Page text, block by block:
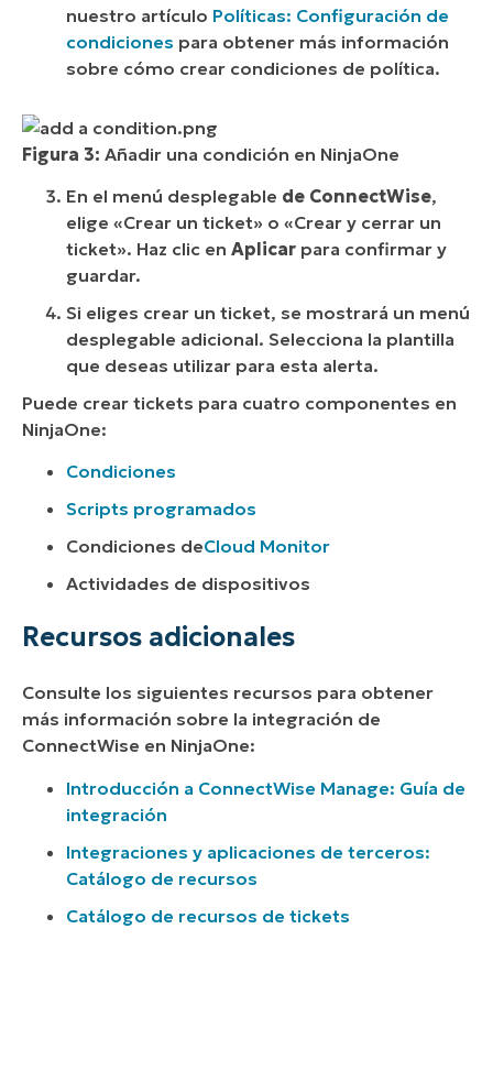
nuestro artículo Políticas: Configuración de
condiciones para obtener más información
sobre cómo crear condiciones de política.
Figura 3: Añadir una condición en NinjaOne
En el menú desplegable de ConnectWise,
elige «Crear un ticket» o «Crear y cerrar un
ticket». Haz clic en Aplicar para confirmar y
guardar.
Si eliges crear un ticket, se mostrará un menú
desplegable adicional. Selecciona la plantilla
que deseas utilizar para esta alerta.
Puede crear tickets para cuatro componentes en
NinjaOne:
Condiciones
Scripts programados
Condiciones deCloud Monitor
Actividades de dispositivos
Recursos adicionales
Consulte los siguientes recursos para obtener
más información sobre la integración de
ConnectWise en NinjaOne:
Introducción a ConnectWise Manage: Guía de
integración
Integraciones y aplicaciones de terceros:
Catálogo de recursos
Catálogo de recursos de tickets